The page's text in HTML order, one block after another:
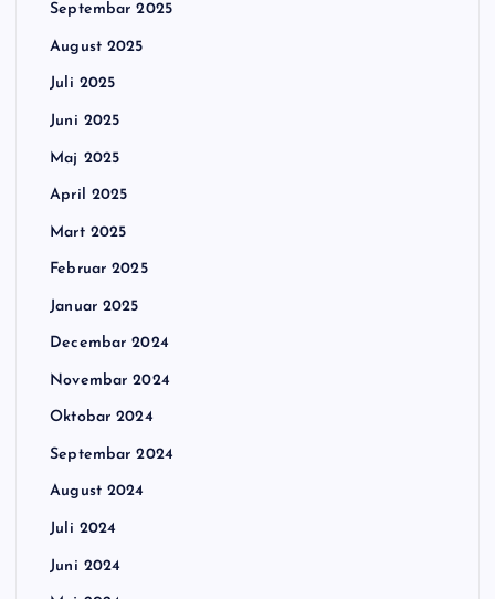
Septembar 2025
August 2025
Juli 2025
Juni 2025
Maj 2025
April 2025
Mart 2025
Februar 2025
Januar 2025
Decembar 2024
Novembar 2024
Oktobar 2024
Septembar 2024
August 2024
Juli 2024
Juni 2024